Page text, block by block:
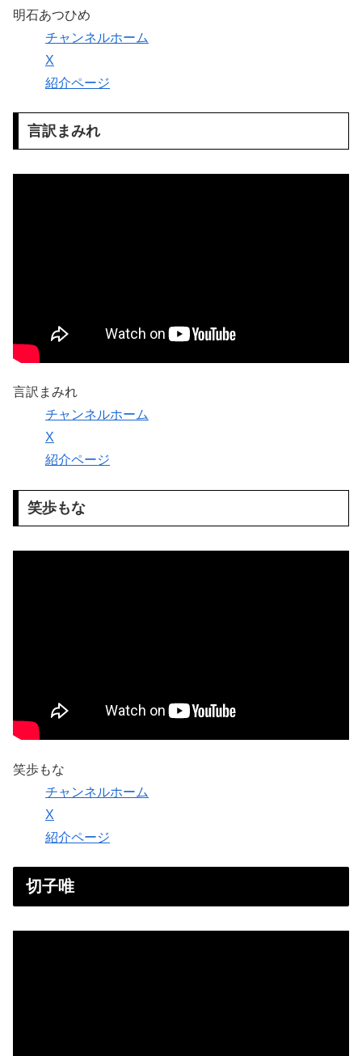
明石あつひめ
チャンネルホーム
X
紹介ページ
言訳まみれ
言訳まみれ
チャンネルホーム
X
紹介ページ
笑歩もな
笑歩もな
チャンネルホーム
X
紹介ページ
切子唯